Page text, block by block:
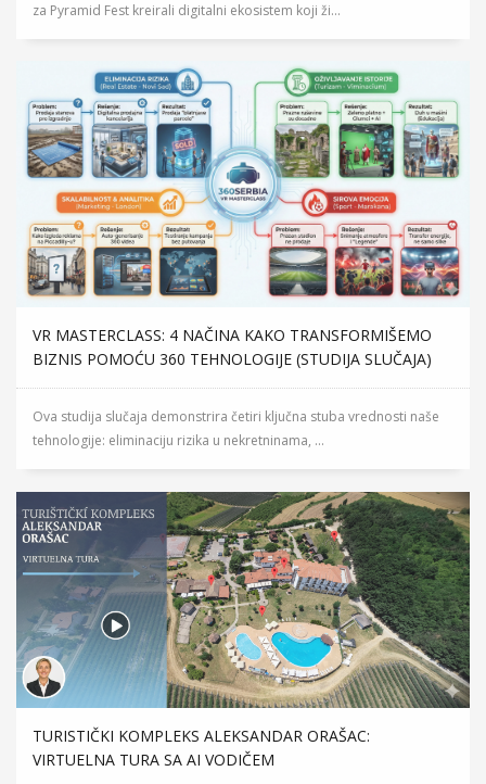
za Pyramid Fest kreirali digitalni ekosistem koji ži...
VR MASTERCLASS: 4 NAČINA KAKO TRANSFORMIŠEMO
BIZNIS POMOĆU 360 TEHNOLOGIJE (STUDIJA SLUČAJA)
Ova studija slučaja demonstrira četiri ključna stuba vrednosti naše
tehnologije: eliminaciju rizika u nekretninama, ...
TURISTIČKI KOMPLEKS ALEKSANDAR ORAŠAC:
VIRTUELNA TURA SA AI VODIČEM